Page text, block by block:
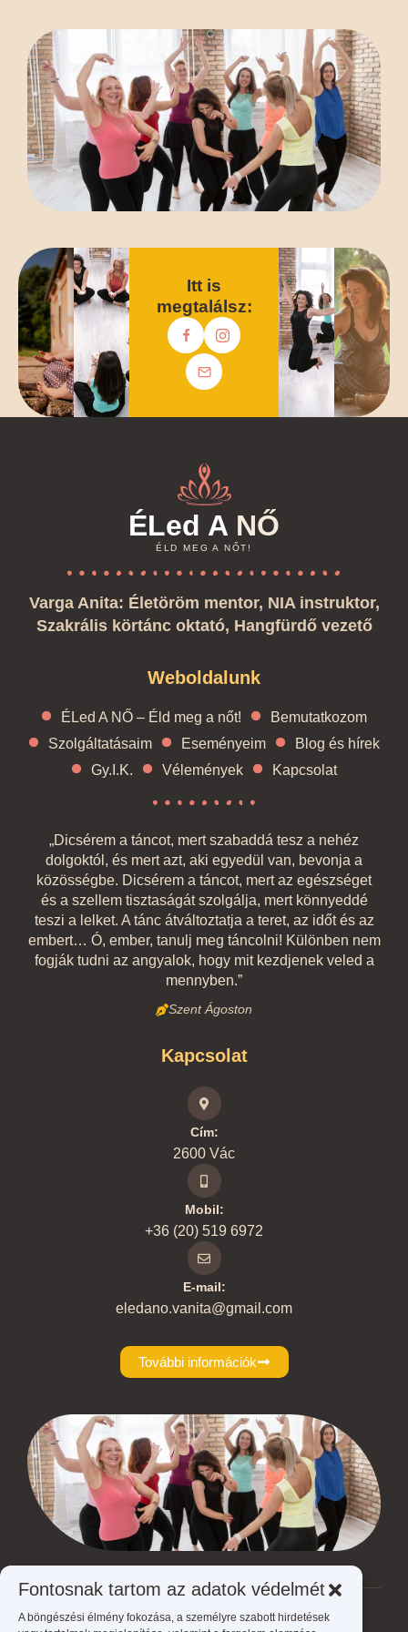
Fontosnak tartom az adatok védelmét
A böngészési élmény fokozása, a személyre szabott hirdetések
Itt is
megtalálsz:
ÉLed A NŐ
ÉLD MEG A NŐT!
Varga Anita: Életöröm mentor, NIA instruktor,
Szakrális körtánc oktató, Hangfürdő vezető
Weboldalunk
ÉLed A NŐ – Éld meg a nőt!
Bemutatkozom
Szolgáltatásaim
Eseményeim
Blog és hírek
Gy.I.K.
Vélemények Kapcsolat
„Dicsérem a táncot, mert szabaddá tesz a nehéz
dolgoktól, és mert azt, aki egyedül van, bevonja a
közösségbe. Dicsérem a táncot, mert az egészséget
és a szellem tisztaságát szolgálja, mert könnyeddé
teszi a lelket. A tánc átváltoztatja a teret, az időt és az
embert… Ó, ember, tanulj meg táncolni! Különben nem
fogják tudni az angyalok, hogy mit kezdjenek veled a
mennyben.”
Szent Ágoston
Kapcsolat
Cím:
2600 Vác
Mobil:
+36 (20) 519 6972
E-mail:
eledano.vanita@gmail.com
További információk
Ön jelenleg itt van:ÉLed A NŐ - Éld meg a nőt!>Videó